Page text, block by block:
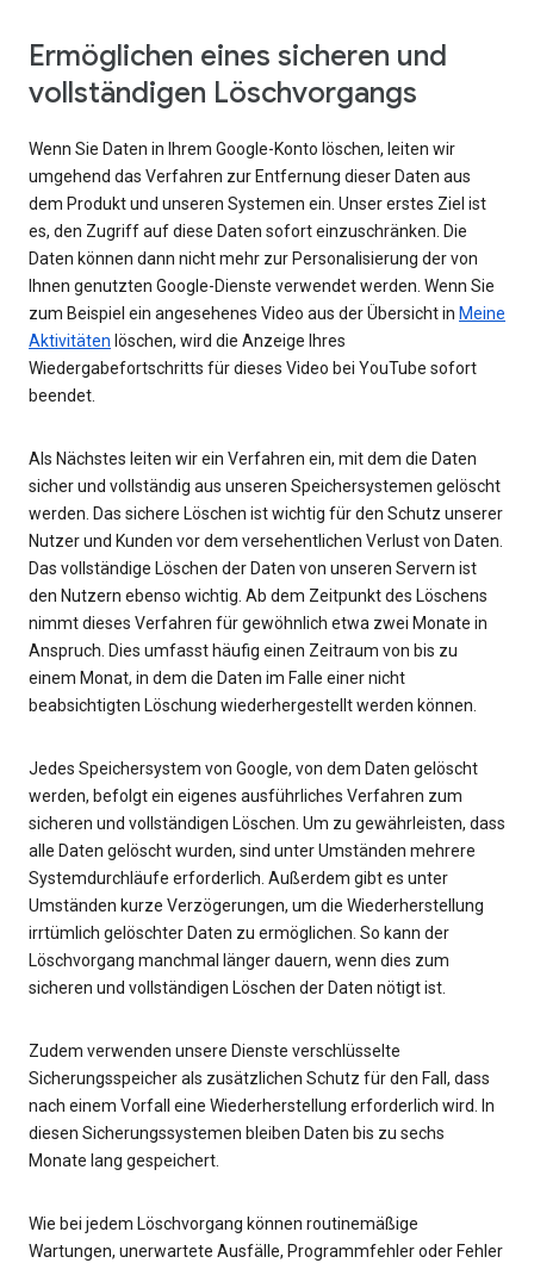
Ermöglichen eines sicheren und
vollständigen Löschvorgangs
Wenn Sie Daten in Ihrem Google-Konto löschen, leiten wir
umgehend das Verfahren zur Entfernung dieser Daten aus
dem Produkt und unseren Systemen ein. Unser erstes Ziel ist
es, den Zugriff auf diese Daten sofort einzuschränken. Die
Daten können dann nicht mehr zur Personalisierung der von
Ihnen genutzten Google-Dienste verwendet werden. Wenn Sie
zum Beispiel ein angesehenes Video aus der Übersicht in Meine
Aktivitäten löschen, wird die Anzeige Ihres
Wiedergabefortschritts für dieses Video bei YouTube sofort
beendet.
Als Nächstes leiten wir ein Verfahren ein, mit dem die Daten
sicher und vollständig aus unseren Speichersystemen gelöscht
werden. Das sichere Löschen ist wichtig für den Schutz unserer
Nutzer und Kunden vor dem versehentlichen Verlust von Daten.
Das vollständige Löschen der Daten von unseren Servern ist
den Nutzern ebenso wichtig. Ab dem Zeitpunkt des Löschens
nimmt dieses Verfahren für gewöhnlich etwa zwei Monate in
Anspruch. Dies umfasst häufig einen Zeitraum von bis zu
einem Monat, in dem die Daten im Falle einer nicht
beabsichtigten Löschung wiederhergestellt werden können.
Jedes Speichersystem von Google, von dem Daten gelöscht
werden, befolgt ein eigenes ausführliches Verfahren zum
sicheren und vollständigen Löschen. Um zu gewährleisten, dass
alle Daten gelöscht wurden, sind unter Umständen mehrere
Systemdurchläufe erforderlich. Außerdem gibt es unter
Umständen kurze Verzögerungen, um die Wiederherstellung
irrtümlich gelöschter Daten zu ermöglichen. So kann der
Löschvorgang manchmal länger dauern, wenn dies zum
sicheren und vollständigen Löschen der Daten nötigt ist.
Zudem verwenden unsere Dienste verschlüsselte
Sicherungsspeicher als zusätzlichen Schutz für den Fall, dass
nach einem Vorfall eine Wiederherstellung erforderlich wird. In
diesen Sicherungssystemen bleiben Daten bis zu sechs
Monate lang gespeichert.
Wie bei jedem Löschvorgang können routinemäßige
Wartungen, unerwartete Ausfälle, Programmfehler oder Fehler